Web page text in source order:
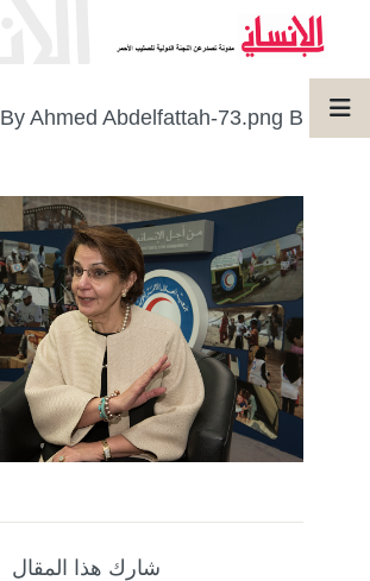
By Ahmed Abdelfattah-73.png B
شارك هذا المقال